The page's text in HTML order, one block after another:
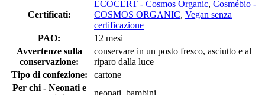
Certificati:
ECOCERT - Cosmos Organic, Cosmébio -
COSMOS ORGANIC, Vegan senza
certificazione
PAO:
12 mesi
Avvertenze sulla
conservazione:
conservare in un posto fresco, asciutto e al
riparo dalla luce
Tipo di confezione:
cartone
Per chi - Neonati e
neonati, bambini